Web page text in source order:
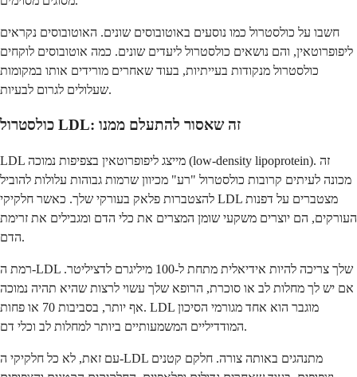
חשבו על כולסטרול כמו נוסעים באוטובוסים שונים. האוטובוסים נקראים
ליפופרוטאין, והם נושאים כולסטרול ליעדים שונים. כמה אוטובוסים לוקחים
כולסטרול מנקודות בעייתיות, בעוד שאחרים מורידים אותו במקומות
שעלולים לגרום לבעיות.
כולסטרול LDL: זה שאסור להתעלם ממנו
LDL מייצג ליפופרוטאין בצפיפות נמוכה (low-density lipoprotein). זה
מכונה לעיתים קרובות כולסטרול "רע" מכיוון שרמות גבוהות עלולות להוביל
להצטברות פלאק בעורקי שלך. כאשר חלקיקי LDL מצטברים על דפנות
העורקים, הם יוצרים משקעי שומן המצרים את כלי הדם ומגבילים את זרימת
הדם.
רמת ה-LDL שלך צריכה להיות אידיאלית מתחת ל-100 מיליגרם לדציליטר.
אם יש לך מחלות לב או סוכרת, הרופא שלך עשוי לרצות שהיא תהיה נמוכה
אף יותר, בסביבות 70 או פחות. LDL מוגבר הוא אחד מגורמי הסיכון
המודדיליים המשמעותיים ביותר למחלות לב וכלי דם.
עם זאת, לא כל חלקיקי ה-LDL מתנהגים באותה צורה. חלקם קטנים